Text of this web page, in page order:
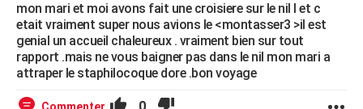
mon mari et moi avons fait une croisiere sur le nil l et c
etait vraiment super nous avions le <montasser3 >il est
genial un accueil chaleureux . vraiment bien sur tout
rapport .mais ne vous baigner pas dans le nil mon mari a
attraper le staphilocoque dore .bon voyage